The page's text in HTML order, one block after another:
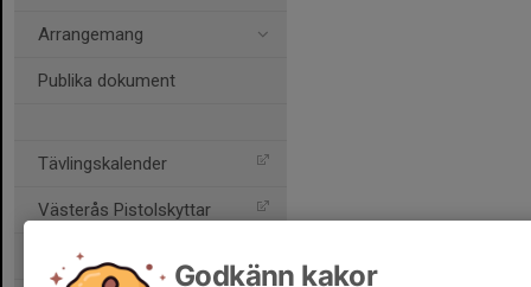
Arrangemang
Publika dokument
Tävlingskalender
Västerås Pistolskyttar
Skultuna Skytteförening
Godkänn kakor